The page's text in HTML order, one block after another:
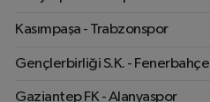
Kasımpaşa - Trabzonspor
Gençlerbirliği S.K. - Fenerbahçe
Gaziantep FK - Alanyaspor